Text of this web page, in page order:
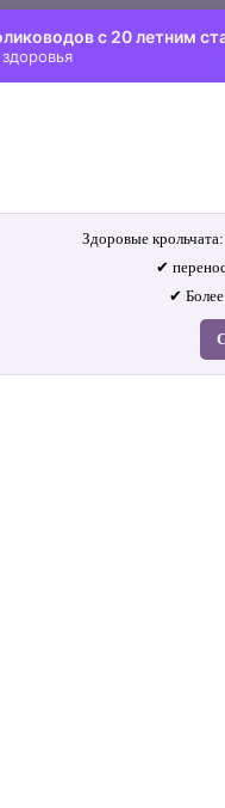
с 20 летним
Здоровые
✔
✔